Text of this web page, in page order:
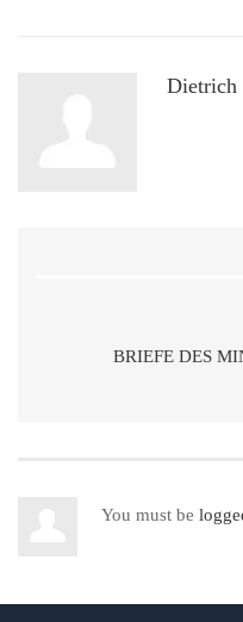
Dietrich
BRIEFE DES
You must be